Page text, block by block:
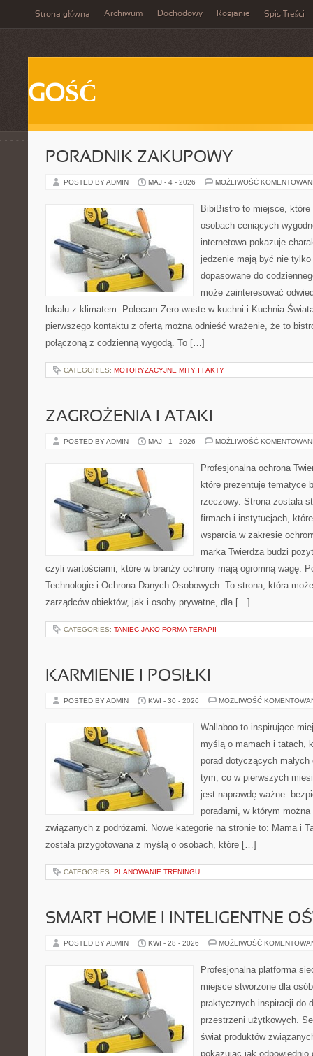
Strona główna Archiwum Dochodowy Rosjanie Spis Treści
GOŚĆ
PORADNIK ZAKUPOWY
POSTED BY ADMIN MAJ - 4 - 2026 MOŻLIWOŚĆ
BibiBistro to miejsce, które
osobach ceniących
internetowa pokazuje
jedzenie mają być nie
dopasowane do
może zainteresować
lokalu z klimatem. Polecam Zero-waste w kuchni i Kuchnia
pierwszego kontaktu z ofertą można odnieść wrażenie, że to
połączoną z codzienną wygodą. To […]
CATEGORIES: MOTORYZACYJNE MITY I FAKTY
ZAGROŻENIA I ATAKI
POSTED BY ADMIN MAJ - 1 - 2026 MOŻLIWOŚĆ
Profesjonalna ochrona
które prezentuje tematyce
rzeczowy. Strona została
firmach i instytucjach,
wsparcia w zakresie
marka Twierdza budzi
czyli wartościami, które w branży ochrony mają ogromną wagę.
Technologie i Ochrona Danych Osobowych. To strona, która
zarządców obiektów, jak i osoby prywatne, dla […]
CATEGORIES: TANIEC JAKO FORMA TERAPII
KARMIENIE I POSIŁKI
POSTED BY ADMIN KWI - 30 - 2026 MOŻLIWOŚĆ
Wallaboo to inspirujące
myślą o mamach i tatach,
porad dotyczących
tym, co w pierwszych
jest naprawdę ważne:
poradami, w którym
związanych z podróżami. Nowe kategorie na stronie to: Mama i
została przygotowana z myślą o osobach, które […]
CATEGORIES: PLANOWANIE TRENINGU
SMART HOME I INTELIGENTNE
POSTED BY ADMIN KWI - 28 - 2026 MOŻLIWOŚĆ
Profesjonalna platforma
miejsce stworzone dla
praktycznych inspiracji do
przestrzeni użytkowych.
świat produktów
pokazując jak odpowiednio